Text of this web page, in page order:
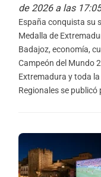
de 2026 a las 17:05
España conquista su
Medalla de
Badajoz, economía,
Campeón del Mundo
Extremadura y toda
Regionales se publicó